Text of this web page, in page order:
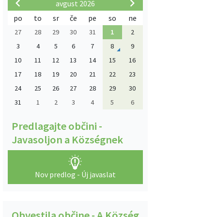
avgust 2026
po
to sr če pe so ne
27 28 29 30 31 1
2
3
4 5 6 7 8
9
10
11 12 13 14 15
16
17
18 19 20 21 22
23
24
25 26 27 28 29
30
31
1 2 3 4 5 6
Predlagajte občini -
Javasoljon a Községnek
Nov predlog - Új javaslat